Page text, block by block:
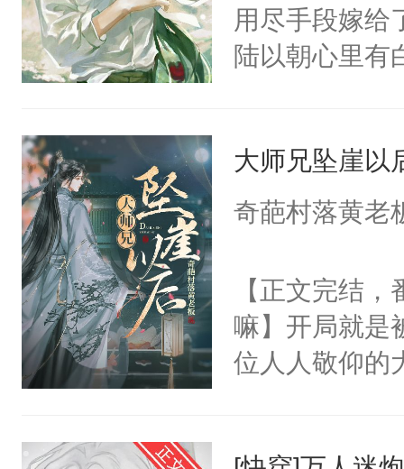
用尽手段嫁给
陆以朝心里有
情，他以为，
夜祁砚清缩在
了。”祁砚清
死。”.祁砚清
什么不能是他
次死都不想输
谁？”“楚星你
大师兄坠崖以
奇葩村落黄老
【正文完结
嘛】开局就是
位人人敬仰的